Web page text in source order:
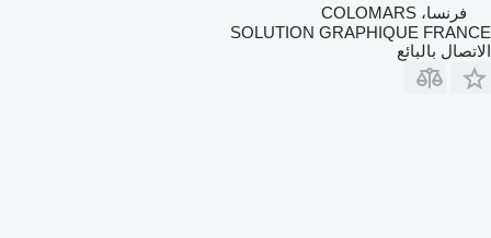
فرنسا، COLOMARS
SOLUTION GRAPHIQUE FRANCE
الاتصال بالبائع